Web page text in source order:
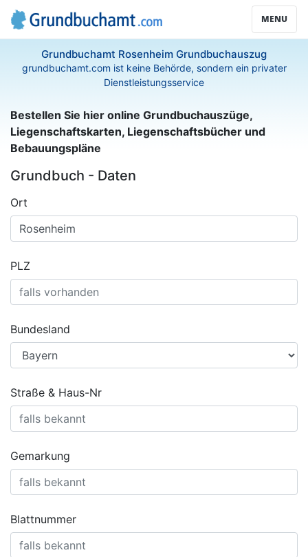
MENU
Grundbuchamt Rosenheim Grundbuchauszug
grundbuchamt.com ist keine Behörde, sondern ein privater
Dienstleistungsservice
Bestellen Sie hier online Grundbuchauszüge,
Liegenschaftskarten, Liegenschaftsbücher und
Bebauungspläne
Grundbuch - Daten
Ort
PLZ
Bundesland
Straße & Haus-Nr
Gemarkung
Blattnummer